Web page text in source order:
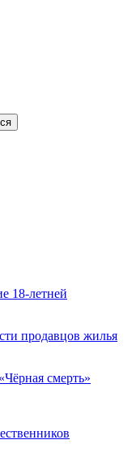
18-летней
продавцов жилья
смерть»